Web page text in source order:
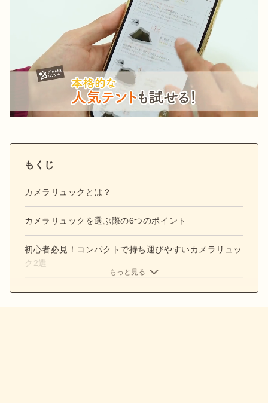
もくじ
カメラリュックとは？
カメラリュックを選ぶ際の6つのポイント
初心者必見！コンパクトで持ち運びやすいカメラリュッ
ク2選
もっと見る